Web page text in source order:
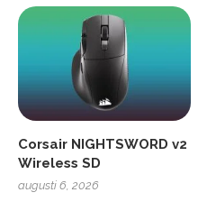
Corsair NIGHTSWORD v2
Wireless SD
augusti 6, 2026